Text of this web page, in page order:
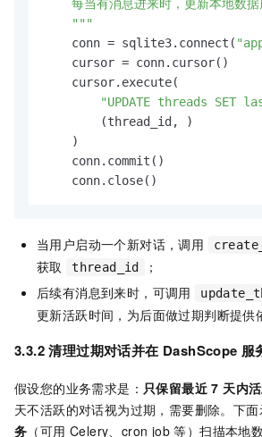
每当有消息进来时，更新本地数
    """
    conn = sqlite3.connect(
    cursor = conn.cursor()
    cursor.execute(
"UPDATE threads SET
        (thread_id, )
    )
    conn.commit()
    conn.close()
当用户启动一个新对话，调用
获取 thread_id
；
后续有消息到来时，可调用
更新活跃时间，为后面做过期判断提供
3.3.2 清理过期对话并在 DashScope 服
假设您的业务需求是： 只保留最近 7 天内
天不活跃的对话视为过期，需要删除。下
务 （可用 Celery、cron job 等）扫描本地